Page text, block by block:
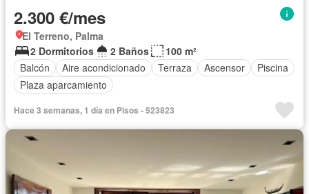
2.300 €/mes
El Terreno, Palma
2 Dormitorios
2 Baños
100 m²
Balcón
Aire acondicionado Terraza Ascensor
Piscina
Plaza aparcamiento
Hace 3 semanas, 1 día en Pisos - 523823